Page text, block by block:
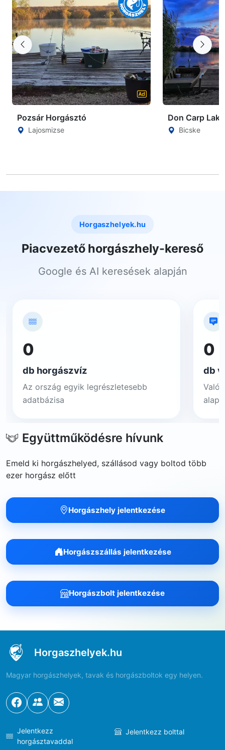
Pozsár Horgásztó
Lajosmizse
Don Carp Lake
Bicske
Horgaszhelyek.hu
Piacvezető horgászhely-kereső
Google és AI keresések alapján
0
db horgászvíz
Az ország egyik legrészletesebb
adatbázisa
0
db
Együttműködésre hívunk
Emeld ki horgászhelyed, szállásod vagy boltod több
ezer horgász előtt
Horgászhely jelentkezése
Horgászszállás jelentkezése
Horgászbolt jelentkezése
Horgaszhelyek.hu
Magyar horgászhelyek, tavak és horgászboltok egy helyen.
Jelentkezz
horgásztavaddal
Jelentkezz bolttal